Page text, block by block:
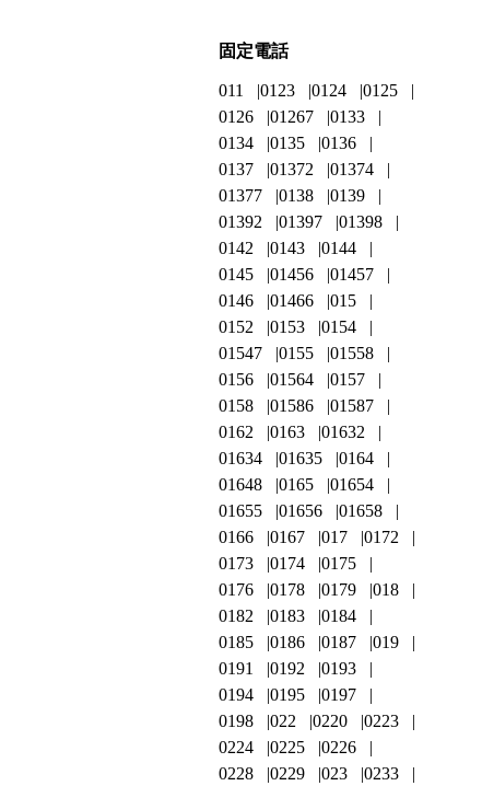
固定電話
011 0123 0124
0125
0126
01267
0133
0134
0135
0136
0137
01372
01374
01377
0138
0139
01392
01397
01398
0142
0143
0144
0145
01456
01457
0146
01466
015
0152
0153
0154
01547
0155
01558
0156
01564
0157
0158
01586
01587
0162
0163
01632
01634
01635
0164
01648
0165
01654
01655
01656
01658
0166
0167 017
0172
0173
0174
0175
0176
0178 0179
018
0182
0183
0184
0185
0186 0187
019
0191
0192
0193
0194
0195
0197
0198
022 0220
0223
0224
0225
0226
0228
0229 023
0233